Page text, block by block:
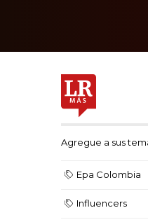
Agregue a sus
Epa Colombia
Influencers